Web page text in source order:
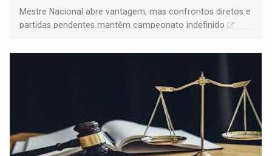
Mestre Nacional abre vantagem, mas confrontos diretos e
partidas pendentes mantêm campeonato indefinido